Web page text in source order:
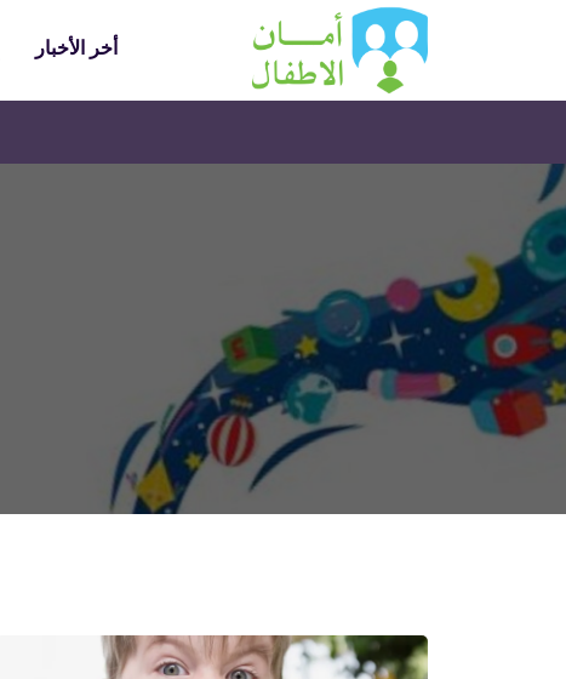
أخر الأخبار